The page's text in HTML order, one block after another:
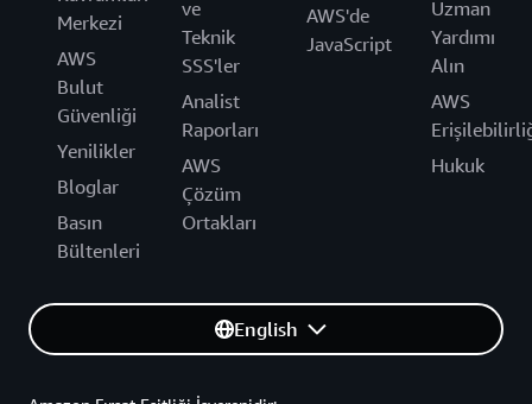
Merkezi
AWS
Bulut
Güvenliği
Yenilikler
Bloglar
Basın
Bültenleri
ve
Teknik
SSS'ler
Analist
Raporları
AWS
Çözüm
Ortakları
AWS'de
JavaScript
Uzman
Yardımı
Alın
AWS
Hukuk
English